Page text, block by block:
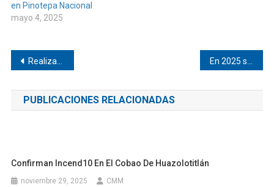
en Pinotepa Nacional
mayo 4, 2025
Navegación
de
entradas
Realizan tequio en Jicaltepec
PUBLICACIONES RELACIONADAS
Confirman Incend10 En El Cobao De Huazolotitlán
noviembre 29, 2025 CMM